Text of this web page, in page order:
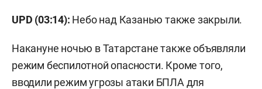
UPD (03:14): Небо над Казанью также закрыли.
Накануне ночью в Татарстане также объявляли
режим беспилотной опасности. Кроме того,
вводили режим угрозы атаки БПЛА для